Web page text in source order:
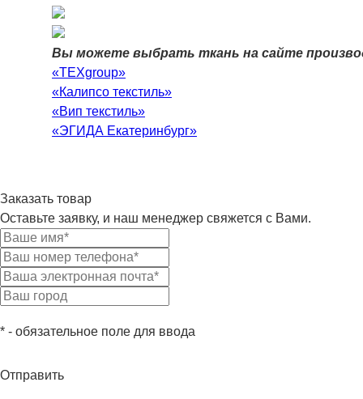
Вы можете выбрать ткань на сайте
«TEXgroup»
«Калипсо текстиль»
«Вип текстиль»
«ЭГИДА Екатеринбург»
Заказать товар
Оставьте заявку, и наш менеджер свяжется с Вами.
* - обязательное поле для ввода
Отправить